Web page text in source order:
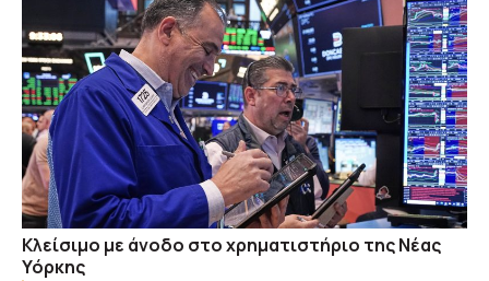
Κλείσιμο με άνοδο στο χρηματιστήριο της Νέας
Υόρκης